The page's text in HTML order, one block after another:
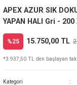
APEX AZUR SIK
YAPAN HALI Gri - 200
%25 15.750,00 TL
*3.937,50 TL den başlayan
Kategori